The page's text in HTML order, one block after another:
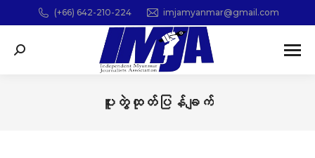
(+66) 642-210-224 imjamyanmar@gmail.com
Search:
ပူးတွဲထုတ်ပြန်ချက်